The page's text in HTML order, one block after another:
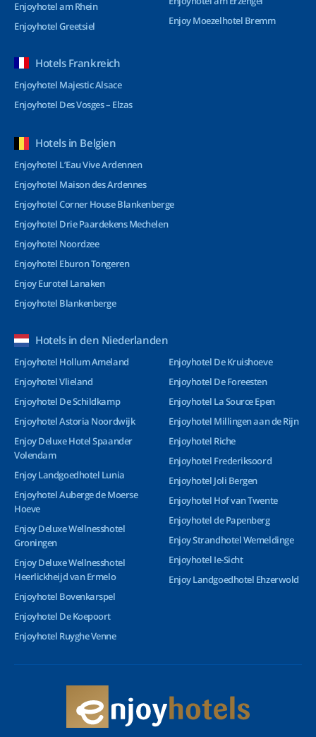
Enjoyhotel am Rhein
Enjoyhotel Greetsiel
Enjoy Moezelhotel Bremm
Hotels Frankreich
Enjoyhotel Majestic Alsace
Enjoyhotel Des Vosges – Elzas
Hotels in Belgien
Enjoyhotel L’Eau Vive Ardennen
Enjoyhotel Maison des Ardennes
Enjoyhotel Corner House Blankenberge
Enjoyhotel Drie Paardekens Mechelen
Enjoyhotel Noordzee
Enjoyhotel Eburon Tongeren
Enjoy Eurotel Lanaken
Enjoyhotel Blankenberge
Hotels in den Niederlanden
Enjoyhotel Hollum Ameland
Enjoyhotel Vlieland
Enjoyhotel De Schildkamp
Enjoyhotel Astoria Noordwijk
Enjoy Deluxe Hotel Spaander
Volendam
Enjoy Landgoedhotel Lunia
Enjoyhotel Auberge de Moerse
Hoeve
Enjoy Deluxe Wellnesshotel
Groningen
Enjoy Deluxe Wellnesshotel
Heerlickheijd van Ermelo
Enjoyhotel Bovenkarspel
Enjoyhotel De Koepoort
Enjoyhotel Ruyghe Venne
Enjoyhotel De Kruishoeve
Enjoyhotel De Foreesten
Enjoyhotel La Source Epen
Enjoyhotel Millingen aan de Rijn
Enjoyhotel Riche
Enjoyhotel Frederiksoord
Enjoyhotel Joli Bergen
Enjoyhotel Hof van Twente
Enjoyhotel de Papenberg
Enjoy Strandhotel Wemeldinge
Enjoyhotel Ie-Sicht
Enjoy Landgoedhotel Ehzerwold